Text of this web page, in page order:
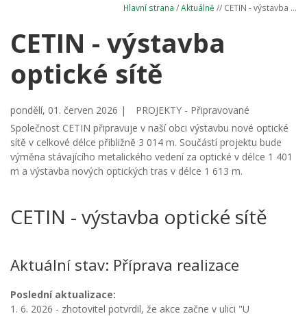
Hlavní strana /Aktuálně // CETIN - výstavba ...
CETIN - výstavba
optické sítě
pondělí, 01. červen 2026 |
PROJEKTY - Připravované
Společnost CETIN připravuje v naší obci výstavbu nové optické
sítě v celkové délce přibližně 3 014 m. Součástí projektu bude
výměna stávajícího metalického vedení za optické v délce 1 401
m a výstavba nových optických tras v délce 1 613 m.
CETIN - výstavba optické sítě
Aktuální stav: Příprava realizace
Poslední aktualizace:
1. 6. 2026 - zhotovitel potvrdil, že akce začne v ulici "U